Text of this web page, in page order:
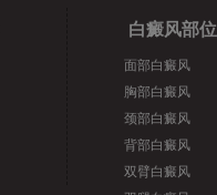
白癜风部位
面部白癜风
胸部白癜风
颈部白癜风
背部白癜风
双臂白癜风